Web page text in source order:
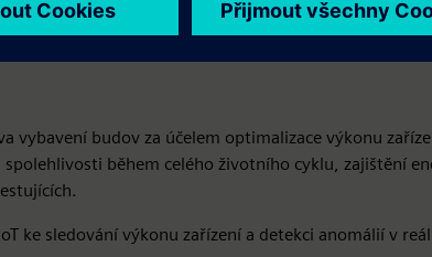
výkonu aktiv a
vybavení budov za účelem optimalizace výkonu
během celého životního cyklu, zajištění
ke sledování výkonu zařízení a detekci anomálií v